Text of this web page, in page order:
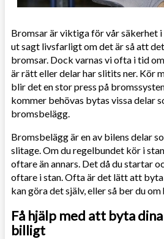
Bromsar är viktiga för vår säkerhet
ut sagt livsfarligt om det är så att
bromsar. Dock varnas vi ofta i tid
är rätt eller delar har slitits ner. Kör
blir det en stor press på
kommer behövas bytas vissa delar
bromsbelägg.
Bromsbelägg är en av bilens delar
slitage. Om du regelbundet kör i
oftare än annars. Det då du startar
oftare i stan. Ofta är det lätt att
kan göra det själv, eller så ber du om
Få hjälp med att byta
billigt